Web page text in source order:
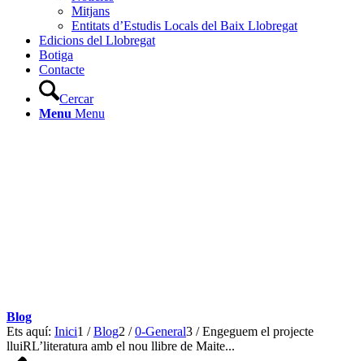
Mitjans
Entitats d’Estudis Locals del Baix Llobregat
Edicions del Llobregat
Botiga
Contacte
Cercar
Menu Menu
Blog
Ets aquí: Inici1 / Blog2 / 0-General3 / Engeguem el projecte
lluiRL’literatura amb el nou llibre de Maite...